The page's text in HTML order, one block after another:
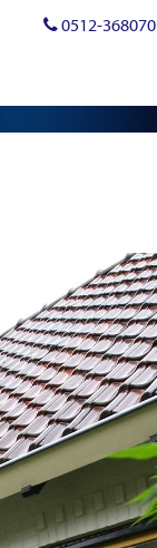
0512-368070